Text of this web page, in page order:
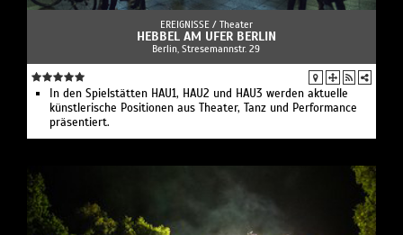
EREIGNISSE / Theater
HEBBEL AM UFER BERLIN
Berlin, Stresemannstr. 29
In den Spielstätten HAU1, HAU2 und HAU3 werden aktuelle
künstlerische Positionen aus Theater, Tanz und Performance
präsentiert.